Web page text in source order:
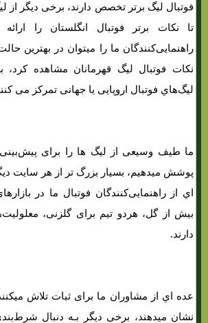
فوتبال لیگ برتر تخصص دارند، برخی دیگر از
تا نکات برتر فوتبال انگلستان را
راهنمایی‌کنندگان ما را میتوان در بهترین
نکات فوتبال لیگ قهرمانان مشاهده کرد،
لیگ‌هاي‌ فوتبال اروپایی یا جهانی تمرکز می
پوشش میدهیم، بسیار بزرگ تر از هر سایت
اي از راهنمایی‌کنندگان فوتبال ما در
بیش از گل، هردو تیم برای گلزنی،
دارند.
عده اي از مشاوران ما برای ثبات تلاش
نشان میدهند، برخی دیگر بـه دنبال